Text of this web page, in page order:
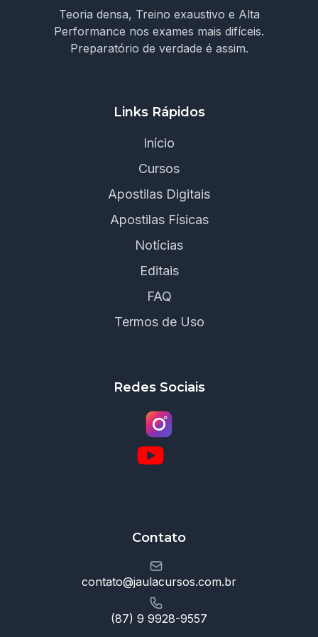
Teoria densa, Treino exaustivo e Alta
Performance nos exames mais difíceis.
Preparatório de verdade é assim.
Links Rápidos
Início
Cursos
Apostilas Digitais
Apostilas Físicas
Notícias
Editais
FAQ
Termos de Uso
Redes Sociais
Contato
contato@jaulacursos.com.br
(87) 9 9928-9557